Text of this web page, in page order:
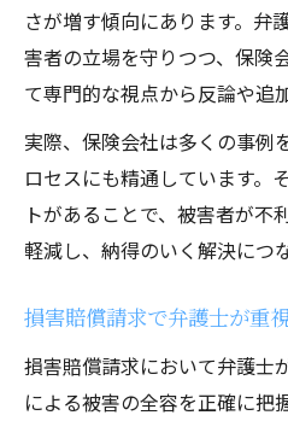
さが増す傾向にあります。弁
害者の立場を守りつつ、保険
て専門的な視点から反論や追
実際、保険会社は多くの事例
ロセスにも精通しています。
トがあることで、被害者が不
軽減し、納得のいく解決につ
損害賠償請求で弁護士が重
損害賠償請求において弁護士
による被害の全容を正確に把